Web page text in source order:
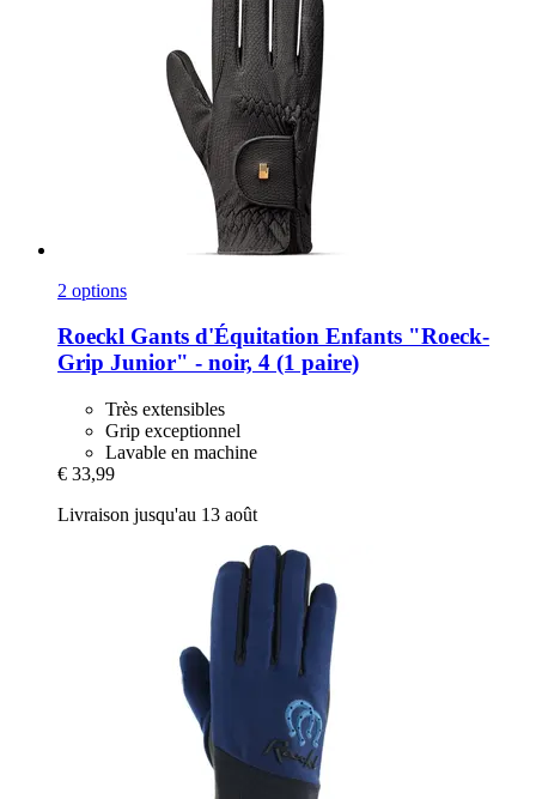
2 options
Roeckl Gants d'Équitation Enfants "Roeck-​
Grip Junior" -​ noir, 4 (1 paire)
Très extensibles
Grip exceptionnel
Lavable en machine
€ 33,99
Livraison jusqu'au 13 août